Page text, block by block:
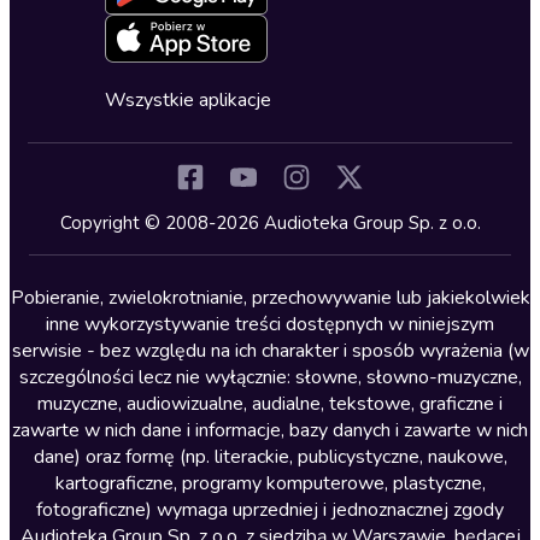
Kryminały
Lektury szkolne
Literatura anglojęzyczna
Literatura faktu
Literatura obyczajowa
Literatura piękna obca
Literatura piękna polska
Nagrania relaksacyjne
Deklaracja dostępności
Zapowiedzi
Cykle audiobooków
Wszystkie aplikacje
Copyright © 2008-2026 Audioteka Group Sp. z o.o.
Pobieranie, zwielokrotnianie, przechowywanie lub jakiekolwiek
inne wykorzystywanie treści dostępnych w niniejszym
serwisie - bez względu na ich charakter i sposób wyrażenia (w
szczególności lecz nie wyłącznie: słowne, słowno-muzyczne,
muzyczne, audiowizualne, audialne, tekstowe, graficzne i
zawarte w nich dane i informacje, bazy danych i zawarte w nich
dane) oraz formę (np. literackie, publicystyczne, naukowe,
kartograficzne, programy komputerowe, plastyczne,
fotograficzne) wymaga uprzedniej i jednoznacznej zgody